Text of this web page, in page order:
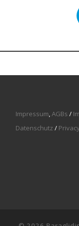
Impressum,AGBs /
Datenschutz /